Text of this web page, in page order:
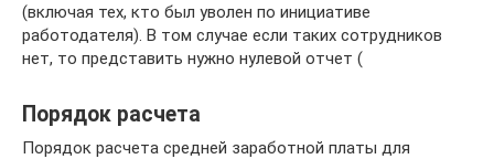
(включая тех, кто был уволен по инициативе
работодателя). В том случае если таких сотрудников
нет, то представить нужно нулевой отчет (
Порядок расчета
Порядок расчета средней заработной платы для